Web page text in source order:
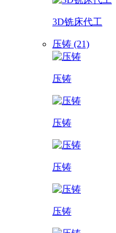
3D铣床代工
压铸 (21)
压铸
压铸
压铸
压铸